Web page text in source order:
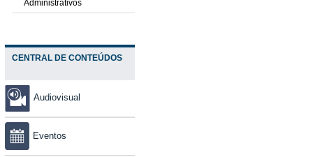
Administrativos
CENTRAL DE CONTEÚDOS
Audiovisual
Eventos